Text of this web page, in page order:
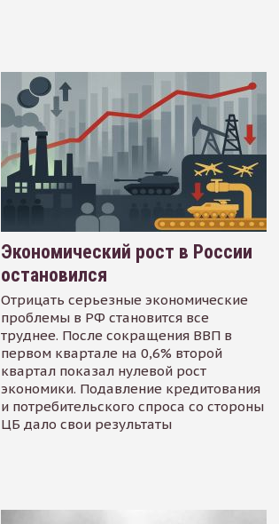
Экономический рост в России
остановился
Отрицать серьезные экономические
проблемы в РФ становится все
труднее. После сокращения ВВП в
первом квартале на 0,6% второй
квартал показал нулевой рост
экономики. Подавление кредитования
и потребительского спроса со стороны
ЦБ дало свои результаты